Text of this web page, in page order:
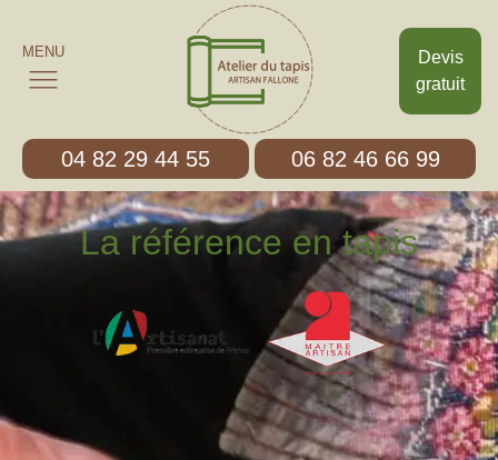
Devis
gratuit
MENU
04 82 29 44 55 06 82 46 66 99
La référence en tapis